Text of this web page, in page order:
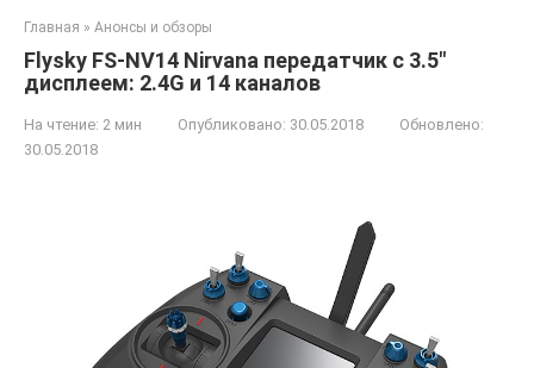
Главная » Анонсы и обзоры
Flysky FS-NV14 Nirvana передатчик с 3.5″
дисплеем: 2.4G и 14 каналов
На чтение: 2 мин Опубликовано: 30.05.2018
Обновлено:
30.05.2018